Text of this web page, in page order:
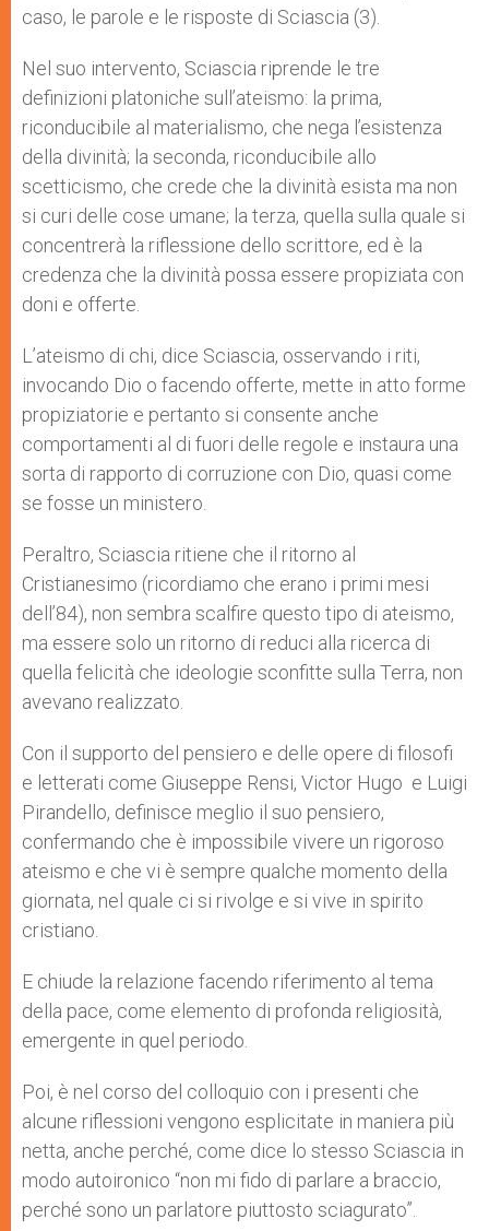
caso, le parole e le risposte di Sciascia (3).
Nel suo intervento, Sciascia riprende le tre
definizioni platoniche sull’ateismo: la prima,
riconducibile al materialismo, che nega l’esistenza
della divinità; la seconda, riconducibile allo
scetticismo, che crede che la divinità esista ma non
si curi delle cose umane; la terza, quella sulla quale si
concentrerà la riflessione dello scrittore, ed è la
credenza che la divinità possa essere propiziata con
doni e offerte.
L’ateismo di chi, dice Sciascia, osservando i riti,
invocando Dio o facendo offerte, mette in atto forme
propiziatorie e pertanto si consente anche
comportamenti al di fuori delle regole e instaura una
sorta di rapporto di corruzione con Dio, quasi come
se fosse un ministero.
Peraltro, Sciascia ritiene che il ritorno al
Cristianesimo (ricordiamo che erano i primi mesi
dell’84), non sembra scalfire questo tipo di ateismo,
ma essere solo un ritorno di reduci alla ricerca di
quella felicità che ideologie sconfitte sulla Terra, non
avevano realizzato.
Con il supporto del pensiero e delle opere di filosofi
e letterati come Giuseppe Rensi, Victor Hugo e Luigi
Pirandello, definisce meglio il suo pensiero,
confermando che è impossibile vivere un rigoroso
ateismo e che vi è sempre qualche momento della
giornata, nel quale ci si rivolge e si vive in spirito
cristiano.
E chiude la relazione facendo riferimento al tema
della pace, come elemento di profonda religiosità,
emergente in quel periodo.
Poi, è nel corso del colloquio con i presenti che
alcune riflessioni vengono esplicitate in maniera più
netta, anche perché, come dice lo stesso Sciascia in
modo autoironico “non mi fido di parlare a braccio,
perché sono un parlatore piuttosto sciagurato”.